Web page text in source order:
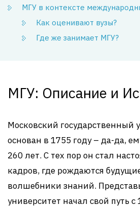
МГУ в контексте
Как оценивают вузы?
Где же занимает МГУ?
МГУ: Описание и
Московский государственный
основан в 1755 году – да-да,
260 лет. С тех пор он стал
кадров, где рождаются
волшебники знаний.
университет начал свой путь с